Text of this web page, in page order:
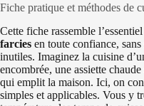
Fiche pratique et méthodes de
Cette fiche rassemble
farcies en toute confiance,
inutiles. Imaginez la cuisine
encombrée, une assiette
qui emplit la maison. Ici, on
simples et applicables. Vous y